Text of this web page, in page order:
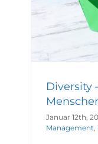
Diversity
Januar 12th,
Management,